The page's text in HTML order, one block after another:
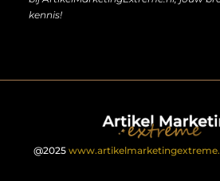
kennis!
@2025